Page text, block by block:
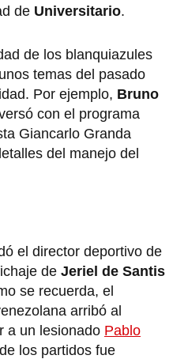
de Universitario.
de los blanquiazules
temas del pasado
Por ejemplo, Bruno
con el programa
Giancarlo Granda
del manejo del
el director deportivo de
de Jeriel de Santis
se recuerda, el
arribó al
a un lesionado Pablo
los partidos fue